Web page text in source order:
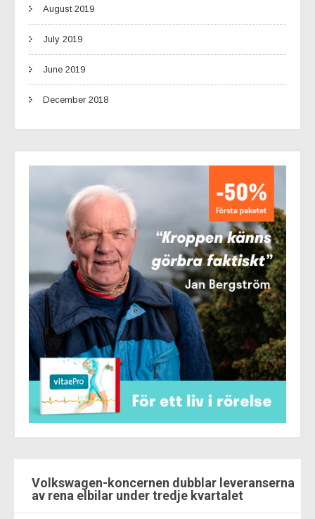
August 2019
July 2019
June 2019
December 2018
Volkswagen-koncernen dubblar leveranserna
av rena elbilar under tredje kvartalet